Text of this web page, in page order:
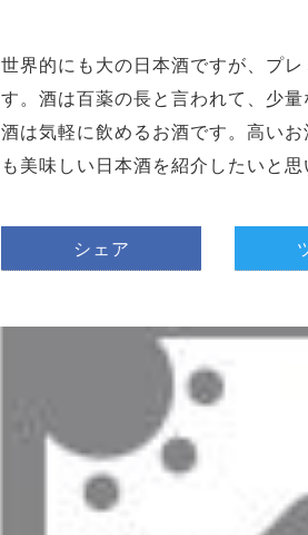
世界的にも大の日本酒ですが、プ
す。酒は百薬の長と言われて、少
酒は気軽に飲めるお酒です。高い
も美味しい日本酒を紹介したいと思
シェア